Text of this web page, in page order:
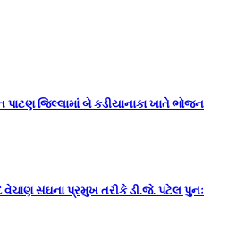
પાટણ જિલ્લામાં બે કડીયાનાકા ખાતે ભોજન
વેચાણ સંઘના પ્રમુખ તરીકે ડી.જે. પટેલ પુનઃ